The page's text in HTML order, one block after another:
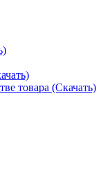
товара (Скачать)